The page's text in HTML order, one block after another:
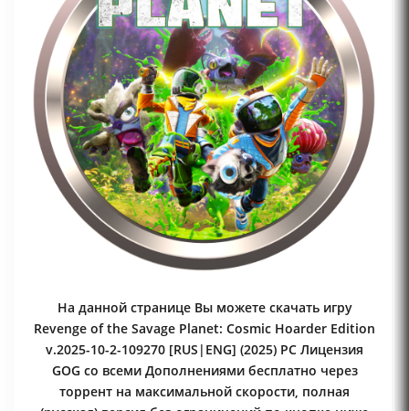
На данной странице Вы можете скачать игру
Revenge of the Savage Planet: Cosmic Hoarder Edition
v.2025-10-2-109270 [RUS|ENG] (2025) PC Лицензия
GOG со всеми Дополнениями бесплатно через
торрент на максимальной скорости, полная